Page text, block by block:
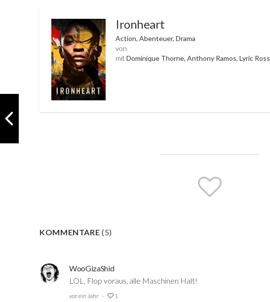
Ironheart
Action, Abenteuer, Drama
von
mit Dominique Thorne, Anthony Ramos, Lyric Ross
KOMMENTARE(5)
WooGizaShid
LOL, Flop voraus, alle Maschinen Halt!
vor ein Jahr 1